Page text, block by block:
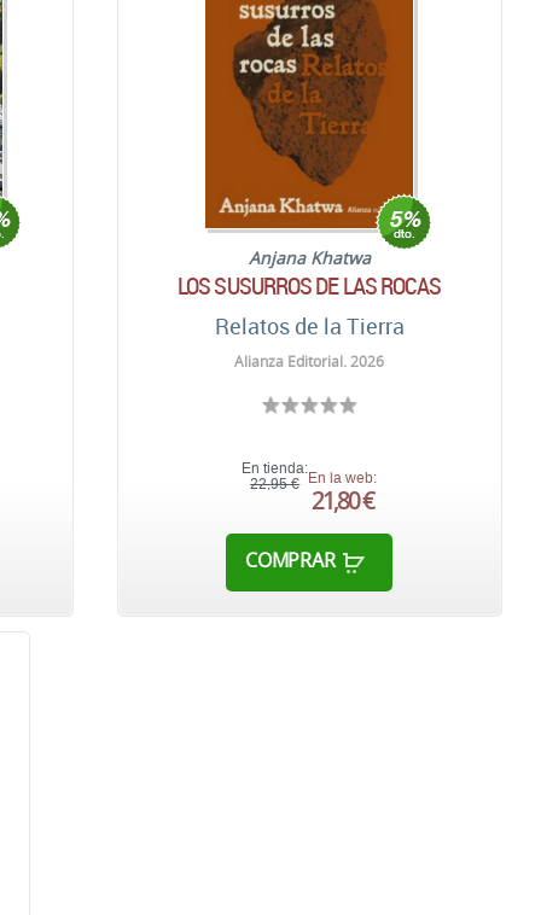
Anjana Khatwa
LOS SUSURROS DE LAS ROCAS
Relatos de la Tierra
Alianza Editorial. 2026
En tienda:
22,95 € En la web:
21,80 €
COMPRAR